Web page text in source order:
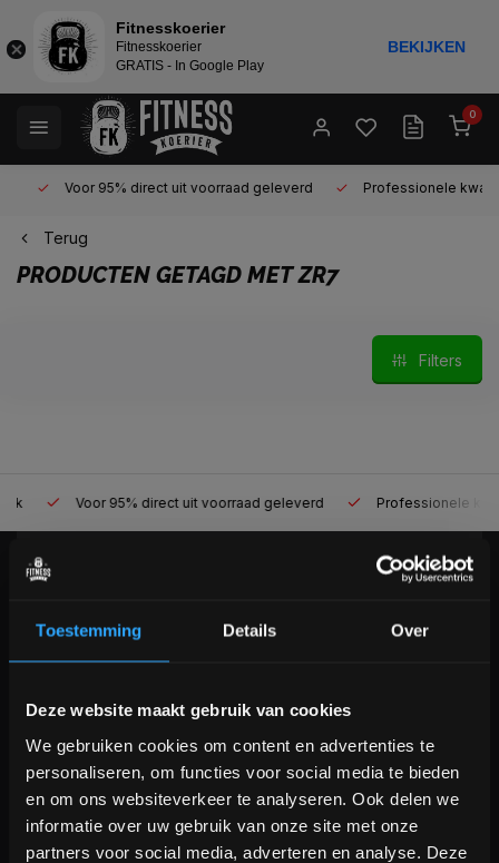
Toestemming Details Over
Deze website maakt gebruik van cookies
We gebruiken cookies om content en advertenties te
personaliseren, om functies voor social media te bieden
en om ons websiteverkeer te analyseren. Ook delen we
informatie over uw gebruik van onze site met onze
partners voor social media, adverteren en analyse. Deze
0
Voor 95% direct uit voorraad geleverd Professionele kwaliteit
Terug
PRODUCTEN GETAGD MET ZR7
Filters
Voor 95% direct uit voorraad geleverd Professionele
KLANTENSERVICE
+31 (0)24 645 1309
Bam! 5% korting op je volgende
Schrijf je in voor onze nieuwsbrief om op de hoogte te
blijven over onze nieuwe producten, deals en meer
interessante info. Ontvang 5% korting op je eerstvolgende
aankoop! 😀
Fitnesskoerier
Fitnesskoerier
GRATIS - In Google Play
BEKIJKEN